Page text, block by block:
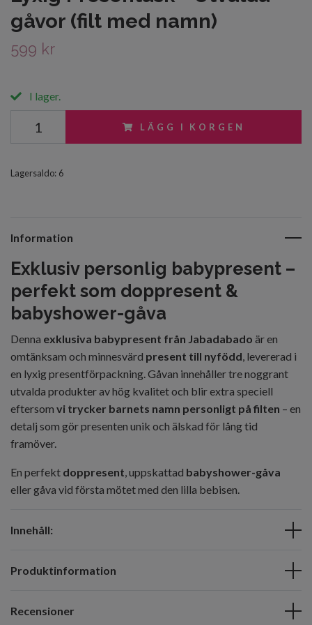
gåvor (filt med namn)
599 kr
I lager.
LÄGG I KORGEN
Lagersaldo: 6
Information
Exklusiv personlig babypresent –
perfekt som doppresent &
babyshower-gåva
Denna exklusiva babypresent från Jabadabado är en
omtänksam och minnesvärd present till nyfödd, levererad i
en lyxig presentförpackning. Gåvan innehåller tre noggrant
utvalda produkter av hög kvalitet och blir extra speciell
eftersom vi trycker barnets namn personligt på filten – en
detalj som gör presenten unik och älskad för lång tid
framöver.
En perfekt doppresent, uppskattad babyshower-gåva
eller gåva vid första mötet med den lilla bebisen.
Innehåll:
Produktinformation
Recensioner